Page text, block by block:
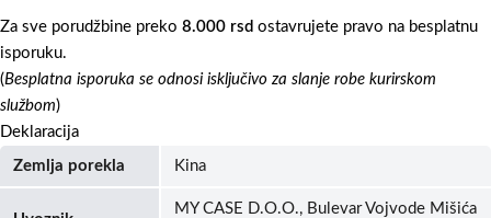
Za sve porudžbine preko 8.000 rsd ostavrujete pravo na besplatnu
isporuku.
(Besplatna isporuka se odnosi isključivo za slanje robe kurirskom
službom)
Deklaracija
Zemlja porekla Kina
MY CASE D.O.O., Bulevar Vojvode Mišića